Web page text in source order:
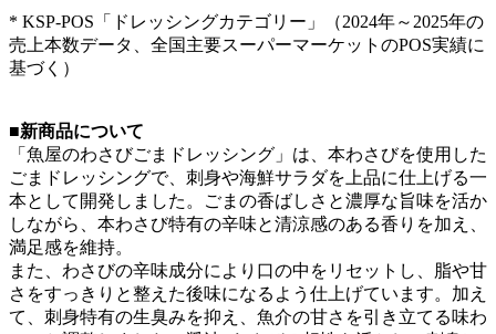
* KSP-POS「ドレッシングカテゴリー」（2024年～2025年の
売上本数データ、全国主要スーパーマーケットのPOS実績に
基づく）
■新商品について
「魚屋のわさびごまドレッシング」は、本わさびを使用した
ごまドレッシングで、刺身や海鮮サラダを上品に仕上げる一
本として開発しました。ごまの香ばしさと濃厚な旨味を活か
しながら、本わさび特有の辛味と清涼感のある香りを加え、
満足感を維持。
また、わさびの辛味成分により口の中をリセットし、脂や甘
さをすっきりと整えた後味になるよう仕上げています。加え
て、刺身特有の生臭みを抑え、魚介の甘さを引き立てる味わ